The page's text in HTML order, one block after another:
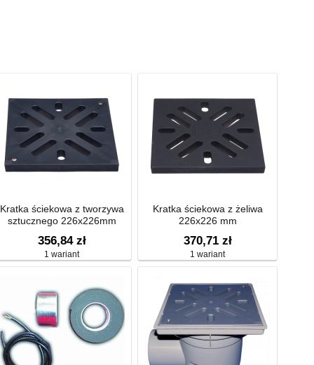
Kratka ściekowa z tworzywa
sztucznego 226x226mm
356,84 zł
1 wariant
Kratka ściekowa z żeliwa
226x226 mm
370,71 zł
1 wariant